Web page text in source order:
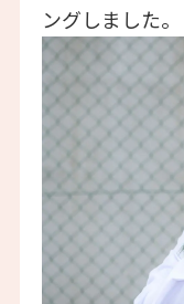
ングしました。